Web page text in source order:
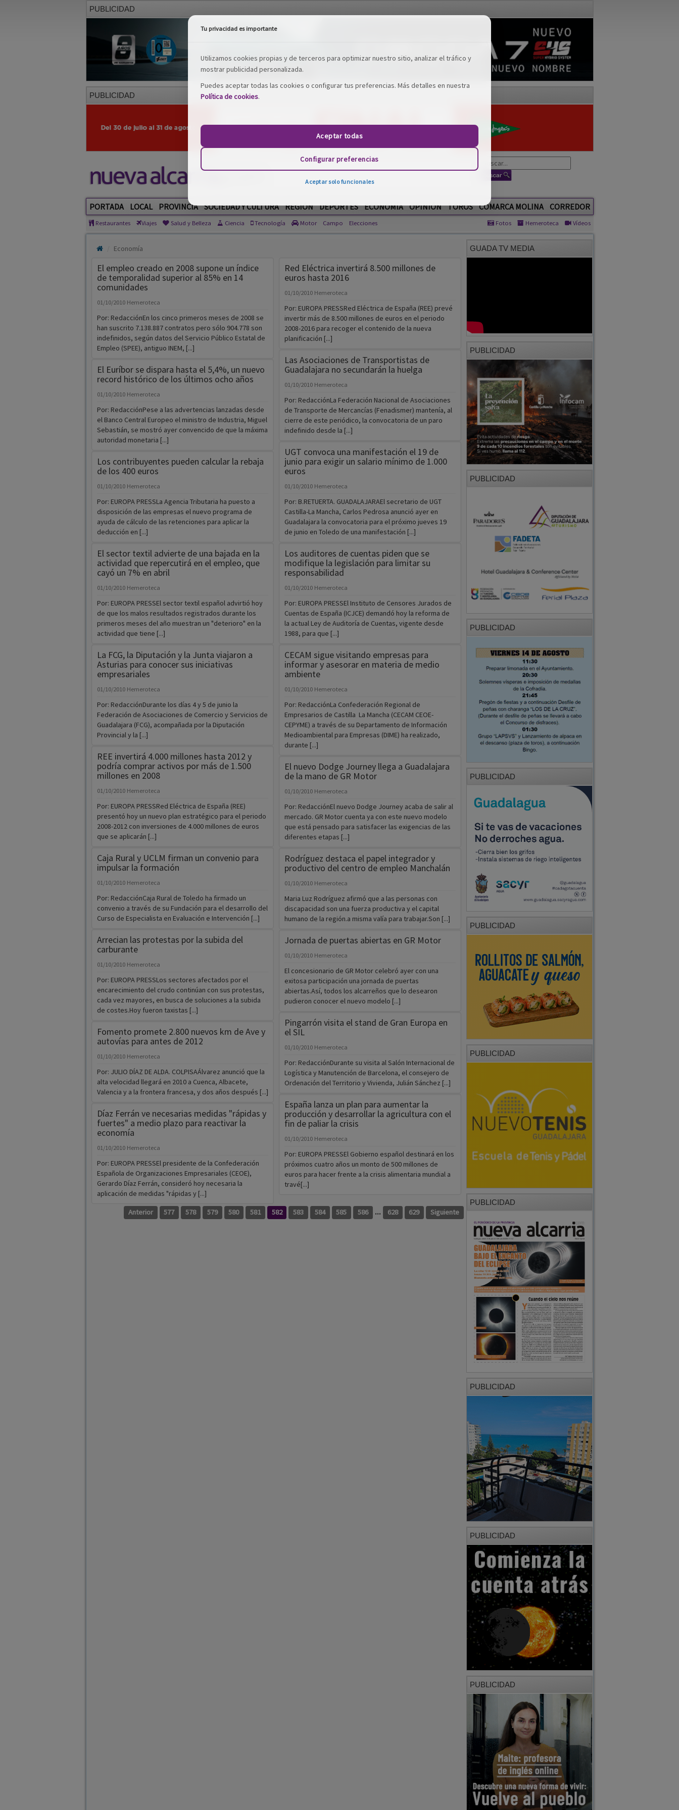
PUBLICIDAD
PUBLICIDAD
PORTADA LOCAL PROVINCIA SOCIEDAD Y CULTURA REGIÓN DEPORTES ECONOMÍA OPINIÓN TOROS COMARCA MOLINA CORREDOR
Restaurantes Viajes Salud y Belleza Ciencia Tecnología Motor Campo Elecciones Fotos Hemeroteca Vídeos
Economía
El empleo creado en 2008 supone un índice
de temporalidad superior al 85% en 14
comunidades
01/10/2010 Hemeroteca
Por: RedacciónEn los cinco primeros meses de 2008 se
han suscrito 7.138.887 contratos pero sólo 904.778 son
indefinidos, según datos del Servicio Público Estatal de
Empleo (SPEE), antiguo INEM, [...]
El Euríbor se dispara hasta el 5,4%, un nuevo
record histórico de los últimos ocho años
01/10/2010 Hemeroteca
Por: RedacciónPese a las advertencias lanzadas desde
el Banco Central Europeo el ministro de Industria, Miguel
Sebastián, se mostró ayer convencido de que la máxima
autoridad monetaria [...]
Los contribuyentes pueden calcular la rebaja
de los 400 euros 
01/10/2010 Hemeroteca
Por: EUROPA PRESSLa Agencia Tributaria ha puesto a
disposición de las empresas el nuevo programa de
ayuda de cálculo de las retenciones para aplicar la
deducción en [...]
El sector textil advierte de una bajada en la
actividad que repercutirá en el empleo, que
cayó un 7% en abril
01/10/2010 Hemeroteca
Por: EUROPA PRESSEl sector textil español advirtió hoy
de que los malos resultados registrados durante los
primeros meses del año muestran un "deterioro" en la
actividad que tiene [...]
La FCG, la Diputación y la Junta viajaron a
Asturias para conocer sus iniciativas
empresariales
01/10/2010 Hemeroteca
Por: RedacciónDurante los días 4 y 5 de junio la
Federación de Asociaciones de Comercio y Servicios de
Guadalajara (FCG), acompañada por la Diputación
Provincial y la [...]
REE invertirá 4.000 millones hasta 2012 y
podría comprar activos por más de 1.500
millones en 2008
01/10/2010 Hemeroteca
Por: EUROPA PRESSRed Eléctrica de España (REE)
presentó hoy un nuevo plan estratégico para el periodo
2008-2012 con inversiones de 4.000 millones de euros
que se aplicarán [...]
Caja Rural y UCLM firman un convenio para
impulsar la formación
01/10/2010 Hemeroteca
Por: RedacciónCaja Rural de Toledo ha firmado un
convenio a través de su Fundación para el desarrollo del
Curso de Especialista en Evaluación e Intervención [...]
Arrecian las protestas por la subida del
carburante
01/10/2010 Hemeroteca
Por: EUROPA PRESSLos sectores afectados por el
encarecimiento del crudo continúan con sus protestas,
cada vez mayores, en busca de soluciones a la subida
de costes.Hoy fueron taxistas [...]
Fomento promete 2.800 nuevos km de Ave y
autovías para antes de 2012
01/10/2010 Hemeroteca
Por: JULIO DÍAZ DE ALDA. COLPISAÁlvarez anunció que la
alta velocidad llegará en 2010 a Cuenca, Albacete,
Valencia y a la frontera francesa, y dos años después [...]
Díaz Ferrán ve necesarias medidas "rápidas y
fuertes" a medio plazo para reactivar la
economía
01/10/2010 Hemeroteca
Por: EUROPA PRESSEl presidente de la Confederación
Española de Organizaciones Empresariales (CEOE),
Gerardo Díaz Ferrán, consideró hoy necesaria la
aplicación de medidas "rápidas y [...]
Red Eléctrica invertirá 8.500 millones de
euros hasta 2016
01/10/2010 Hemeroteca
Por: EUROPA PRESSRed Eléctrica de España (REE) prevé
invertir más de 8.500 millones de euros en el periodo
2008-2016 para recoger el contenido de la nueva
planificación [...]
Las Asociaciones de Transportistas de
Guadalajara no secundarán la huelga
01/10/2010 Hemeroteca
Por: RedacciónLa Federación Nacional de Asociaciones
de Transporte de Mercancías (Fenadismer) mantenía, al
cierre de este periódico, la convocatoria de un paro
indefinido desde la [...]
UGT convoca una manifestación el 19 de
junio para exigir un salario mínimo de 1.000
euros
01/10/2010 Hemeroteca
Por: B.RETUERTA. GUADALAJARAEl secretario de UGT
Castilla-La Mancha, Carlos Pedrosa anunció ayer en
Guadalajara la convocatoria para el próximo jueves 19
de junio en Toledo de una manifestación [...]
Los auditores de cuentas piden que se
modifique la legislación para limitar su
responsabilidad
01/10/2010 Hemeroteca
Por: EUROPA PRESSEl Instituto de Censores Jurados de
Cuentas de España (ICJCE) demandó hoy la reforma de
la actual Ley de Auditoría de Cuentas, vigente desde
1988, para que [...]
CECAM sigue visitando empresas para
informar y asesorar en materia de medio
ambiente
01/10/2010 Hemeroteca
Por: RedacciónLa Confederación Regional de
Empresarios de Castilla  La Mancha (CECAM CEOE-
CEPYME) a través de su Departamento de Información
Medioambiental para Empresas (DIME) ha realizado,
durante [...]
El nuevo Dodge Journey llega a Guadalajara
de la mano de GR Motor
01/10/2010 Hemeroteca
Por: RedacciónEl nuevo Dodge Journey acaba de salir al
mercado. GR Motor cuenta ya con este nuevo modelo
que está pensado para satisfacer las exigencias de las
diferentes etapas [...]
Rodríguez destaca el papel integrador y
productivo del centro de empleo Manchalán
01/10/2010 Hemeroteca
Maria Luz Rodríguez afirmó que a las personas con
discapacidad son una fuerza productiva y el capital
humano de la región.a misma valía para trabajar.Son [...]
Jornada de puertas abiertas en GR Motor
01/10/2010 Hemeroteca
El concesionario de GR Motor celebró ayer con una
exitosa participación una jornada de puertas
abiertas.Así, todos los alcarreños que lo desearon
pudieron conocer el nuevo modelo [...]
Pingarrón visita el stand de Gran Europa en
el SIL
01/10/2010 Hemeroteca
Por: RedacciónDurante su visita al Salón Internacional de
Logística y Manutención de Barcelona, el consejero de
Ordenación del Territorio y Vivienda, Julián Sánchez [...]
España lanza un plan para aumentar la
producción y desarrollar la agricultura con el
fin de paliar la crisis
01/10/2010 Hemeroteca
Por: EUROPA PRESSEl Gobierno español destinará en los
próximos cuatro años un monto de 500 millones de
euros para hacer frente a la crisis alimentaria mundial a
travé[...]
Anterior 577 578 579 580 581 582 583 584 585 586 ... 628 629 Siguiente
GUADA TV MEDIA
PUBLICIDAD
PUBLICIDAD
PUBLICIDAD
PUBLICIDAD
PUBLICIDAD
PUBLICIDAD
PUBLICIDAD
PUBLICIDAD
PUBLICIDAD
PUBLICIDAD
Tu privacidad es importante
Utilizamos cookies propias y de terceros para optimizar nuestro sitio, analizar el tráfico y
mostrar publicidad personalizada.
Puedes aceptar todas las cookies o configurar tus preferencias. Más detalles en nuestra
Política de cookies.
Aceptar todas
Configurar preferencias
Aceptar solo funcionales